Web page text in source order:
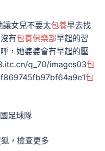
女兒不要太包養早去找
沒有包養俱樂部早起的習
，她婆婆會有早起的壓
q_70/images03包
包
足球隊
，檢查更多